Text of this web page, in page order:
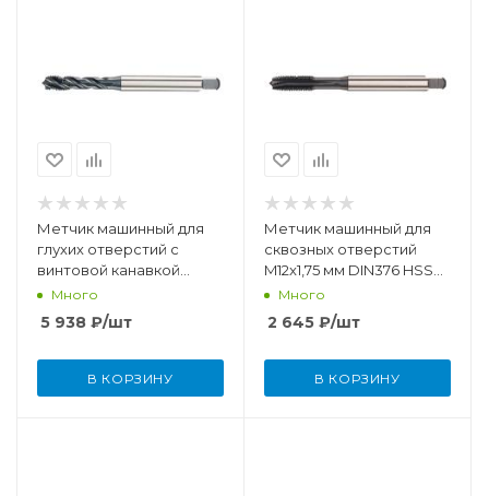
Метчик машинный для
глухих отверстий с
винтовой канавкой
M12x1,75 мм DIN376 HSSE-
Много
5 938 ₽/шт
В КОРЗИНУ
Метчик машинный для
сквозных отверстий
M12x1,75 мм DIN376 HSSE-
TiCNМного
2 645 ₽/шт
В КОРЗИНУ